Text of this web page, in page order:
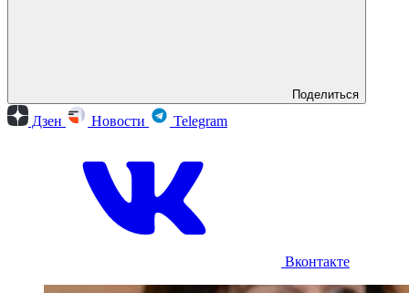
Поделиться
Дзен Новости Telegram
Вконтакте